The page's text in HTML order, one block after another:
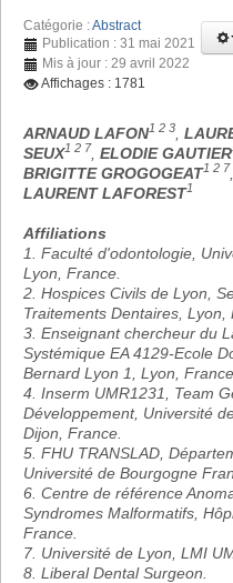
Catégorie :Abstract
Publication : 31 mai 2021
Mis à jour : 29 avril 2022
Affichages : 1781
ARNAUD LAFON1 2 3
SEUX1 2 7 ELODIE GAUTIER
BRIGITTE GROGOGEAT1 2 7
LAURENT LAFOREST1
Affiliations
1. Faculté d'odontologie,
Lyon, France.
2. Hospices Civils de Lyon,
Traitements Dentaires, Lyon,
3. Enseignant chercheur du
Systémique EA 4129-Ecole
Bernard Lyon 1, Lyon, France.
4. Inserm UMR1231, Team
Développement, Université
Dijon, France.
5. FHU TRANSLAD,
Université de Bourgogne
6. Centre de référence
Syndromes Malformatifs,
France.
7. Université de Lyon, LMI
8. Liberal Dental Surgeon.